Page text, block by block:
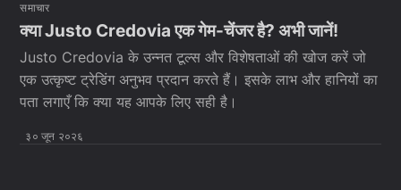
समाचार
क्या Justo Credovia एक गेम-चेंजर है? अभी जानें!
Justo Credovia के उन्नत टूल्स और विशेषताओं की खोज करें जो
एक उत्कृष्ट ट्रेडिंग अनुभव प्रदान करते हैं। इसके लाभ और हानियों का
पता लगाएँ कि क्या यह आपके लिए सही है।
३० जून २०२६